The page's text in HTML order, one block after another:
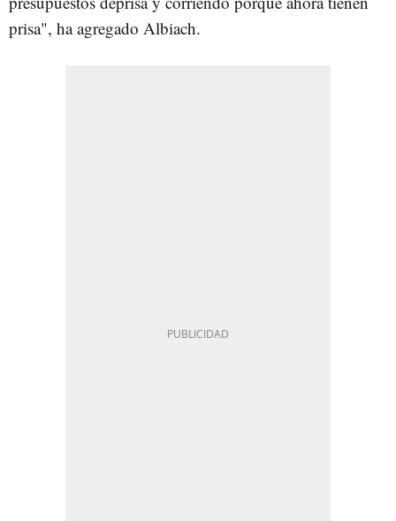
prisa", ha agregado Albiach.